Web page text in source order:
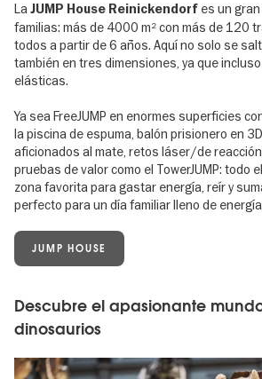
LaJUMP House Reinickendorf es un
familias: más de 4000 m² con más de 120
todos a partir de 6 años. Aquí no solo se
también en tres dimensiones, ya que
elásticas.
Ya sea FreeJUMP en enormes superficies
la piscina de espuma, balón prisionero en
aficionados al mate, retos láser/de reacción
pruebas de valor como el TowerJUMP: todo
zona favorita para gastar energía, reír y
perfecto para un día familiar lleno de
JUMP HOUSE
Descubre el apasionante
dinosaurios